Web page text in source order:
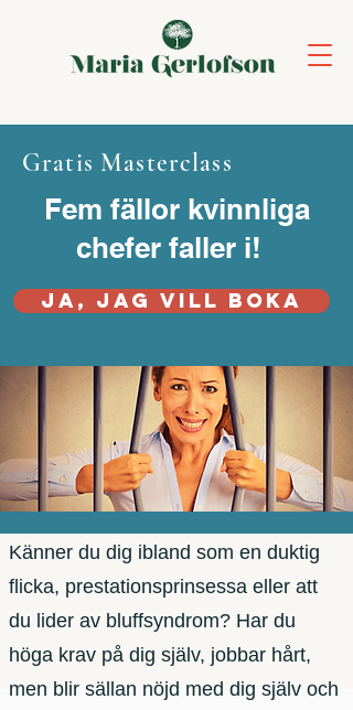
Gratis Masterclass
Fem fällor kvinnliga
chefer faller i!
Ja, jag vill boka
Känner du dig ibland som en duktig
flicka, prestationsprinsessa eller att
du lider av bluffsyndrom? Har du
höga krav på dig själv, jobbar hårt,
men blir sällan nöjd med dig själv och